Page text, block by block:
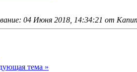
04 Июня 2018, 14:34:21 от
тема »